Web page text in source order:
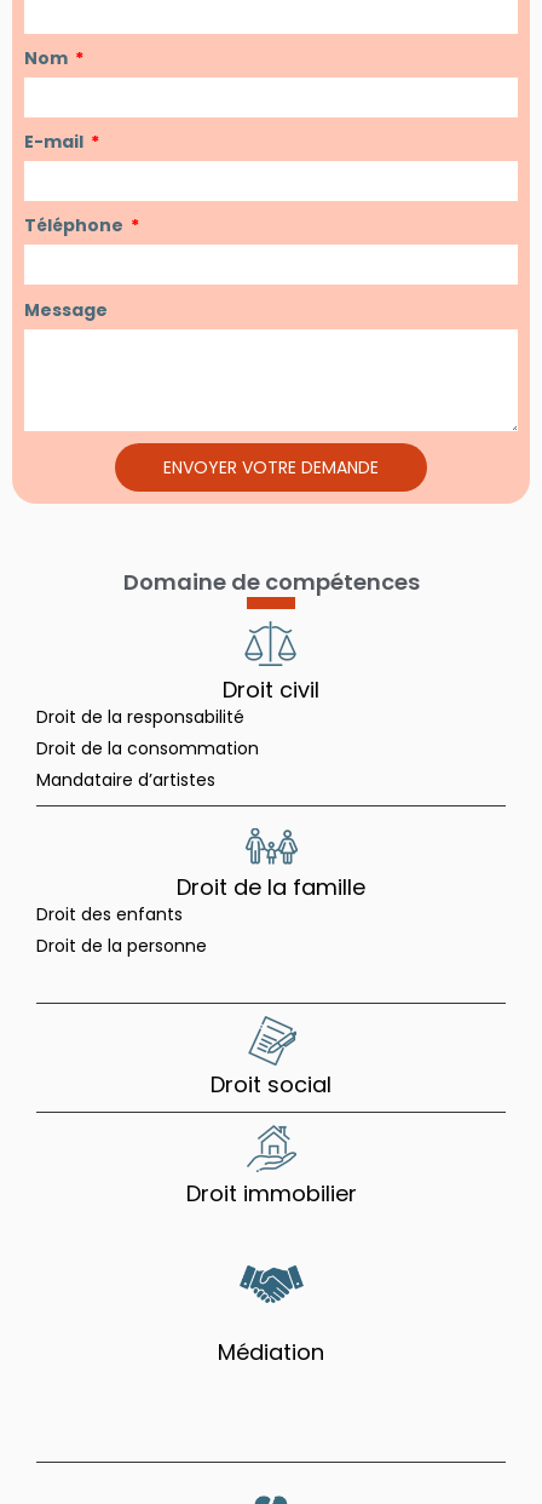
Nom
E-mail
Téléphone
Message
ENVOYER VOTRE DEMANDE
Domaine de compétences
Droit civil
Droit de la responsabilité
Droit de la consommation
Mandataire d’artistes
Droit de la famille
Droit des enfants
Droit de la personne
Droit social
Droit immobilier
Médiation